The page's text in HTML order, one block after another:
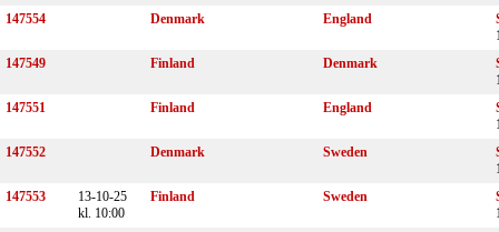
147554
Denmark England
147549
Finland Denmark
147551
Finland England
147552
Denmark Sweden
147553
13-10-25
kl. 10:00
Finland Sweden